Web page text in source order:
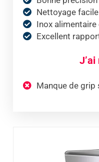
Nettoyage facile
Inox alimentaire
Excellent
Manque de grip